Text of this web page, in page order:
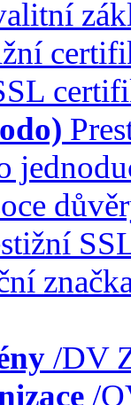
/DV
/